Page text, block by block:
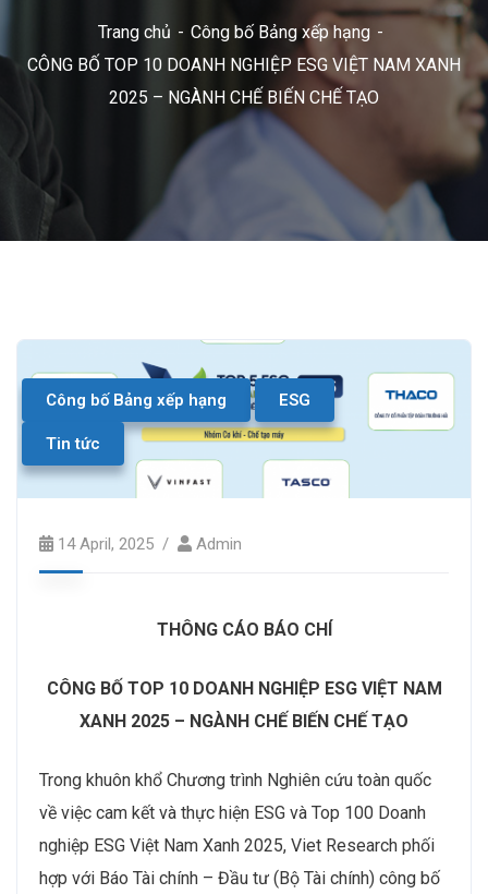
Trang chủ
Công bố Bảng xếp hạng
CÔNG BỐ TOP 10 DOANH NGHIỆP ESG VIỆT NAM XANH
2025 – NGÀNH CHẾ BIẾN CHẾ TẠO
Công bố Bảng xếp hạng ESG
Tin tức
14 April, 2025 Admin
THÔNG CÁO BÁO CHÍ
CÔNG BỐ TOP 10 DOANH NGHIỆP ESG VIỆT NAM
XANH 2025 – NGÀNH CHẾ BIẾN CHẾ TẠO
Trong khuôn khổ Chương trình Nghiên cứu toàn quốc
về việc cam kết và thực hiện ESG và Top 100 Doanh
nghiệp ESG Việt Nam Xanh 2025, Viet Research phối
hợp với Báo Tài chính – Đầu tư (Bộ Tài chính) công bố